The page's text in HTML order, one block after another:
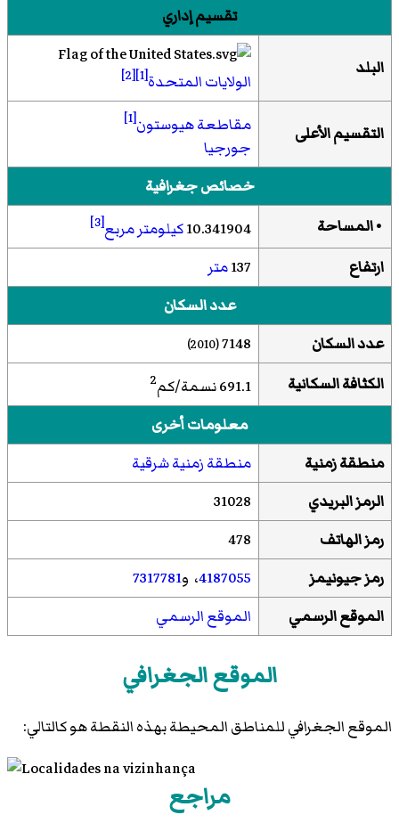
تقسيم إداري
البلد
الولايات المتحدة[1]
[2]
التقسيم الأعلى مقاطعة هيوستون[1]
جورجيا
خصائص جغرافية
• المساحة
10.341904كيلومتر مربع[3]
ارتفاع 137متر
عدد السكان
عدد السكان
7148
(2010)
الكثافة السكانية 691.1 نسمة/كم 2
معلومات أخرى
منطقة زمنية
منطقة زمنية شرقية
الرمز البريدي
31028
رمز الهاتف
478
رمز جيونيمز
4187055، و7317781
الموقع الرسمي
الموقع الرسمي
الموقع الجغرافي
الموقع الجغرافي للمناطق المحيطة بهذه النقطة هو كالتالي:
مراجع